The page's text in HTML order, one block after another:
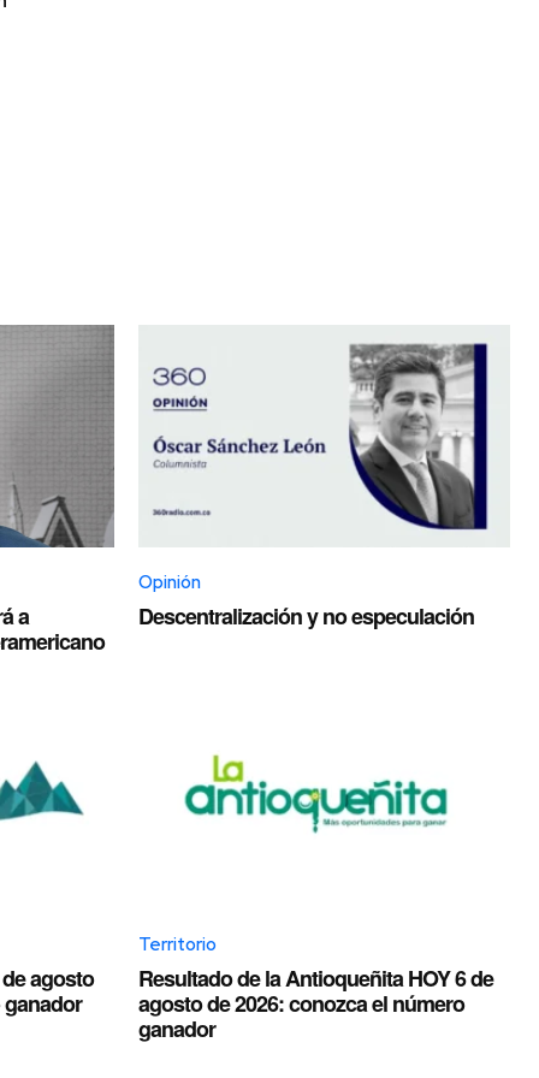
a
Opinión
Descentralización y no especulación
agosto
Territorio
Resultado de la Antioqueñita HOY 6 de
agosto de 2026: conozca el número
ganador